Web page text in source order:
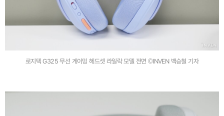
로지텍 G325 무선 게이밍 헤드셋 라일락 모델 전면 ©INVEN 백승철 기자